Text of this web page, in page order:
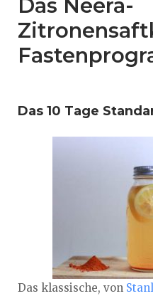
Das Neera-
Das 10 Tage
Das klassische, von